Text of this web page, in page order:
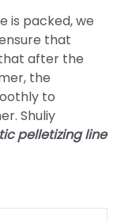
is packed, we
that
after the
the
to
Shuliy
pelletizing line